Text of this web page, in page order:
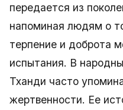
передается из
напоминая людям о
терпение и доброта
испытания. В
Тханди часто
жертвенности. Ее